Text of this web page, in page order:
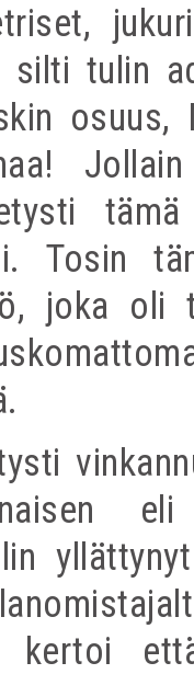
tulin
osuus,
Tosin
joka oli
kertoi